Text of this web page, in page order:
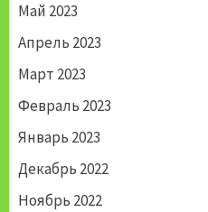
Май 2023
Апрель 2023
Март 2023
Февраль 2023
Январь 2023
Декабрь 2022
Ноябрь 2022